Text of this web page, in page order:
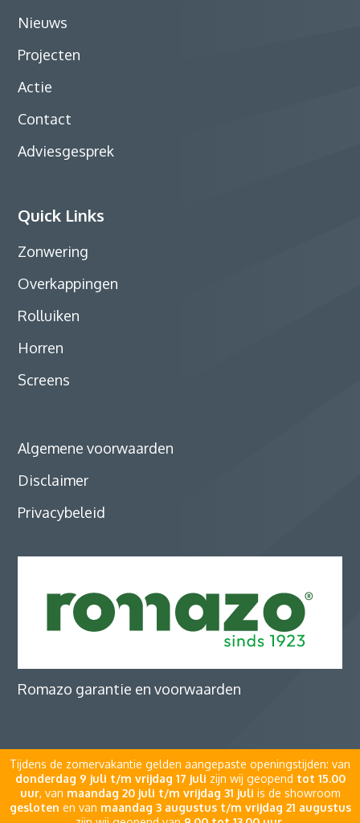
Nieuws
Projecten
Actie
Contact
Adviesgesprek
Quick Links
Zonwering
Overkappingen
Rolluiken
Horren
Screens
Algemene voorwaarden
Disclaimer
Privacybeleid
Romazo garantie en voorwaarden
Tijdens de zomervakantie gelden aangepaste openingstijden: van
donderdag 9 juli t/m vrijdag 17 juli zijn wij geopend tot 15.00
uur, van maandag 20 juli t/m vrijdag 31 juli is de showroom
gesloten en van maandag 3 augustus t/m vrijdag 21 augustus